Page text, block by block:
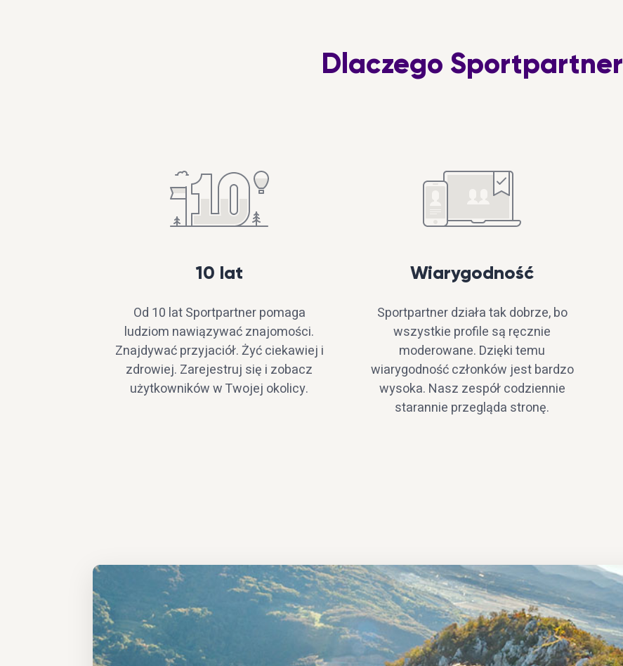
Dlaczego Sportpartner
10 lat
Od 10 lat Sportpartner pomaga
ludziom nawiązywać znajomości.
Znajdywać przyjaciół. Żyć ciekawiej i
zdrowiej. Zarejestruj się i zobacz
użytkowników w Twojej okolicy.
Wiarygodność
Sportpartner działa tak dobrze, bo
wszystkie profile są ręcznie
moderowane. Dzięki temu
wiarygodność członków jest bardzo
wysoka. Nasz zespół codziennie
starannie przegląda stronę.